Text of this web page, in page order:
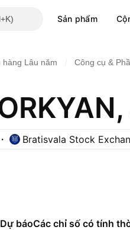
Sản phẩm
hàng Lâu năm Công cụ &
Bratisvala Stock
Dự báoCác chỉ số có tính